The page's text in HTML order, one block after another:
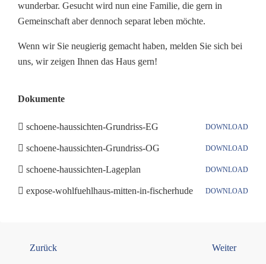
wunderbar. Gesucht wird nun eine Familie, die gern in
Gemeinschaft aber dennoch separat leben möchte.
Wenn wir Sie neugierig gemacht haben, melden Sie sich bei
uns, wir zeigen Ihnen das Haus gern!
Dokumente
schoene-haussichten-Grundriss-EG DOWNLOAD
schoene-haussichten-Grundriss-OG DOWNLOAD
schoene-haussichten-Lageplan DOWNLOAD
expose-wohlfuehlhaus-mitten-in-fischerhude DOWNLOAD
Zurück Weiter